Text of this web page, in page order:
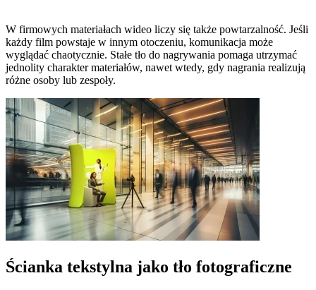
W firmowych materiałach wideo liczy się także powtarzalność. Jeśli
każdy film powstaje w innym otoczeniu, komunikacja może
wyglądać chaotycznie. Stałe tło do nagrywania pomaga utrzymać
jednolity charakter materiałów, nawet wtedy, gdy nagrania realizują
różne osoby lub zespoły.
Ścianka tekstylna jako tło fotograficzne